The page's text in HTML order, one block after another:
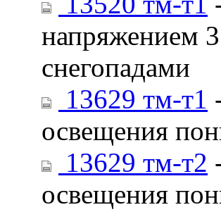
напряжением
снегопадами
13629 тм-т1
освещения
13629 тм-т2
освещения